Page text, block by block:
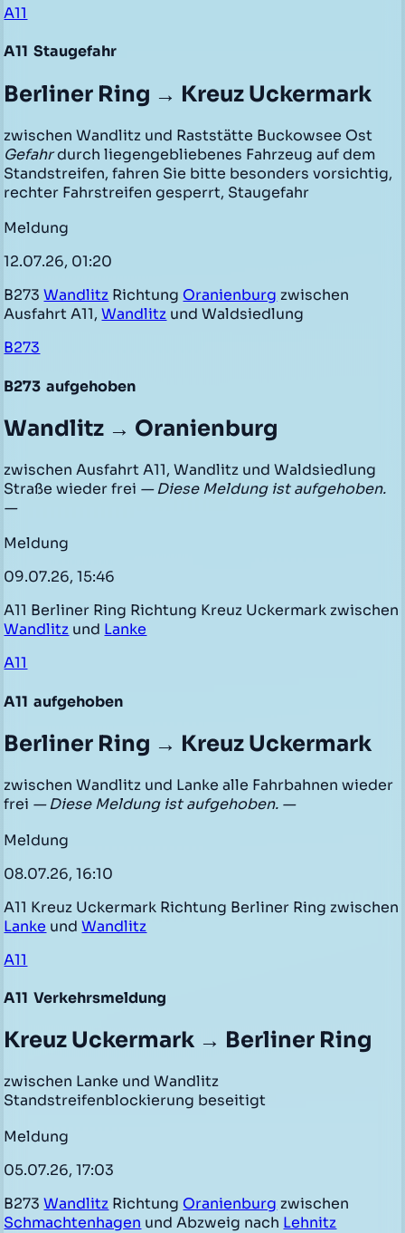
A11
A11 Staugefahr
Berliner Ring → Kreuz Uckermark
zwischen Wandlitz und Raststätte Buckowsee Ost
Gefahrdurch liegengebliebenes Fahrzeug auf dem
Standstreifen, fahren Sie bitte besonders vorsichtig,
rechter Fahrstreifen gesperrt, Staugefahr
Meldung
12.07.26, 01:20
B273Wandlitz Richtung Oranienburg zwischen
Ausfahrt A11,Wandlitz und Waldsiedlung
B273
B273 aufgehoben
Wandlitz → Oranienburg
zwischen Ausfahrt A11, Wandlitz und Waldsiedlung
Straße wieder frei — Diese Meldung ist aufgehoben.
—
Meldung
09.07.26, 15:46
A11 Berliner Ring Richtung Kreuz Uckermark zwischen
Wandlitz und Lanke
A11
A11 aufgehoben
Berliner Ring → Kreuz Uckermark
zwischen Wandlitz und Lanke alle Fahrbahnen wieder
frei — Diese Meldung ist aufgehoben. —
Meldung
08.07.26, 16:10
A11 Kreuz Uckermark Richtung Berliner Ring zwischen
Lanke undWandlitz
A11
A11 Verkehrsmeldung
Kreuz Uckermark → Berliner Ring
zwischen Lanke und Wandlitz
Standstreifenblockierung beseitigt
Meldung
05.07.26, 17:03
B273Wandlitz Richtung Oranienburg zwischen
Schmachtenhagen und Abzweig nach Lehnitz